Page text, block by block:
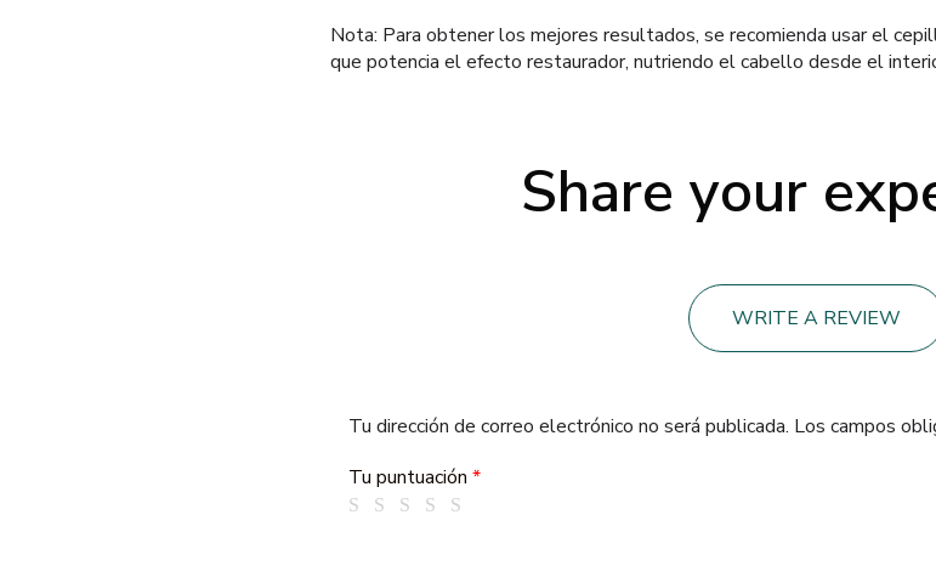
Nota: Para obtener los mejores resultados, se recomienda usar el
que potencia el efecto restaurador, nutriendo el cabello desde el
Share your
WRITE A REVIEW
Tu dirección de correo electrónico no será publicada. Los campos
Tu puntuación *